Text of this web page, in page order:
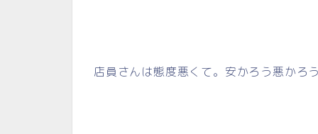
店員さんは態度悪くて。安かろう悪かろう